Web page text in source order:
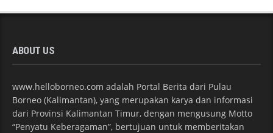
ABOUT US
www.helloborneo.com adalah Portal Berita dari Pulau
Borneo (Kalimantan), yang merupakan karya dan informasi
dari Provinsi Kalimantan Timur, dengan mengusung Motto
“Penyatu Keberagaman”, bertujuan untuk memberitakan